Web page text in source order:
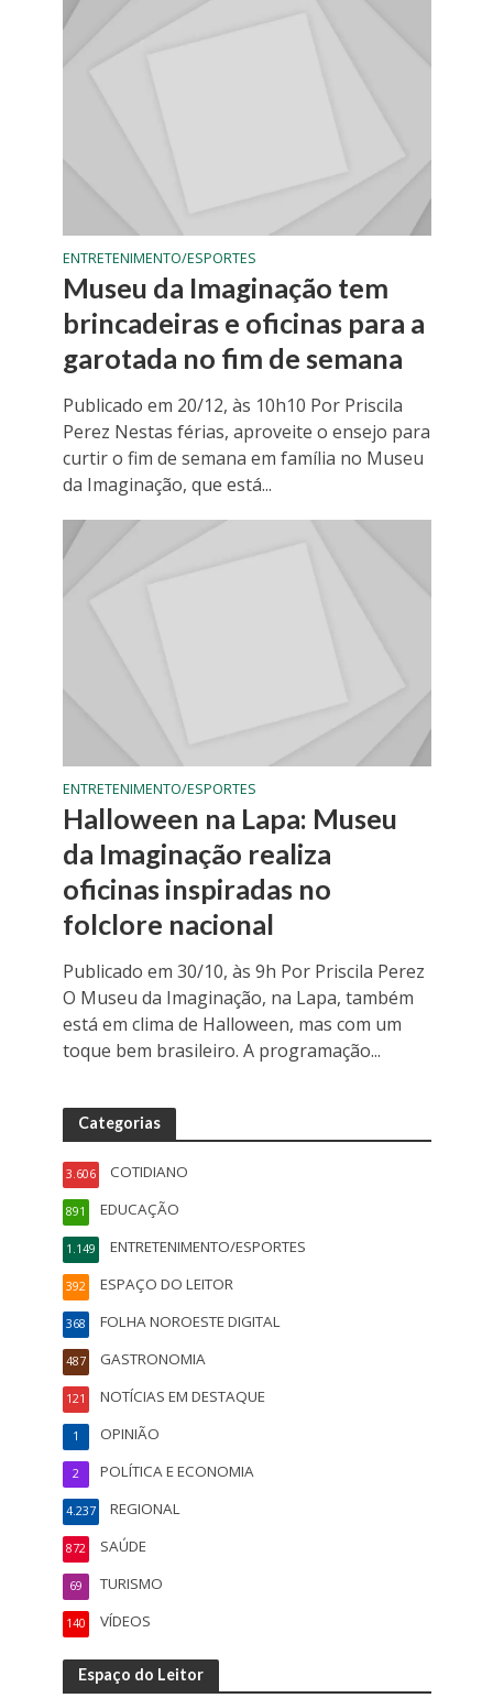
ENTRETENIMENTO/ESPORTES
Museu da Imaginação tem
brincadeiras e oficinas para a
garotada no fim de semana
Publicado em 20/12, às 10h10 Por Priscila
Perez Nestas férias, aproveite o ensejo para
curtir o fim de semana em família no Museu
da Imaginação, que está...
ENTRETENIMENTO/ESPORTES
Halloween na Lapa: Museu
da Imaginação realiza
oficinas inspiradas no
folclore nacional
Publicado em 30/10, às 9h Por Priscila Perez
O Museu da Imaginação, na Lapa, também
está em clima de Halloween, mas com um
toque bem brasileiro. A programação...
Categorias
COTIDIANO
3.606
EDUCAÇÃO
891
ENTRETENIMENTO/ESPORTES
1.149
ESPAÇO DO LEITOR
392
FOLHA NOROESTE DIGITAL
368
GASTRONOMIA
487
NOTÍCIAS EM DESTAQUE
121
OPINIÃO
1
POLÍTICA E ECONOMIA
2
REGIONAL
4.237
SAÚDE
872
TURISMO
69
VÍDEOS
140
Espaço do Leitor